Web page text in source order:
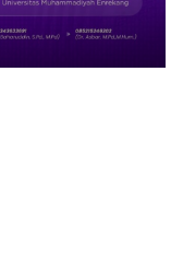
Klik Banner PMB UMSI